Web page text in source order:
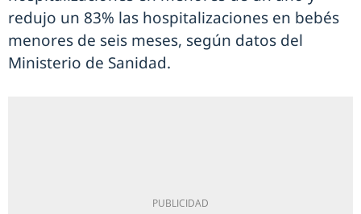
redujo un 83% las hospitalizaciones en bebés
menores de seis meses, según datos del
Ministerio de Sanidad.